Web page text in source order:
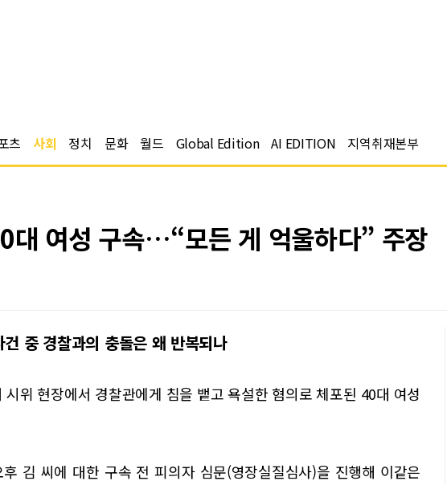
츠 사회 정치 문화 월드 Global Edition AI EDITION 지역취재본부
대 여성 구속…“모든 게 억울하다” 주장
중 경찰과의 충돌은 왜 반복되나
위 현장에서 경찰관에게 침을 뱉고 욕설한 혐의로 체포된 40대 여성
김 씨에 대한 구속 전 피의자 심문(영장실질심사)을 진행해 이같은